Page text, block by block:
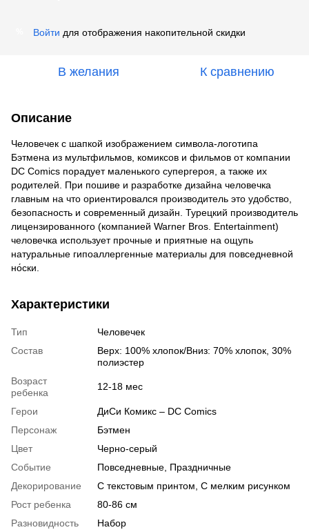
Войти для отображения накопительной скидки
В желания К сравнению
Описание
Человечек с шапкой изображением символа-логотипа
Бэтмена из мультфильмов, комиксов и фильмов от компании
DC Comics порадует маленького супергероя, а также их
родителей. При пошиве и разработке дизайна человечка
главным на что ориентировался производитель это удобство,
безопасность и современный дизайн. Турецкий производитель
лицензированного (компанией Warner Bros. Entertainment)
человечка использует прочные и приятные на ощупь
натуральные гипоаллергенные материалы для повседневной
но́ски.
Характеристики
Тип
Человечек
Состав
Верх: 100% хлопок/Вниз: 70% хлопок, 30%
полиэстер
Возраст
ребенка
12-18 мес
Герои
ДиСи Комикс – DC Comics
Персонаж
Бэтмен
Цвет
Черно-серый
Событие
Повседневные, Праздничные
Декорирование
С текстовым принтом, С мелким рисунком
Рост ребенка
80-86 см
Разновидность
Набор